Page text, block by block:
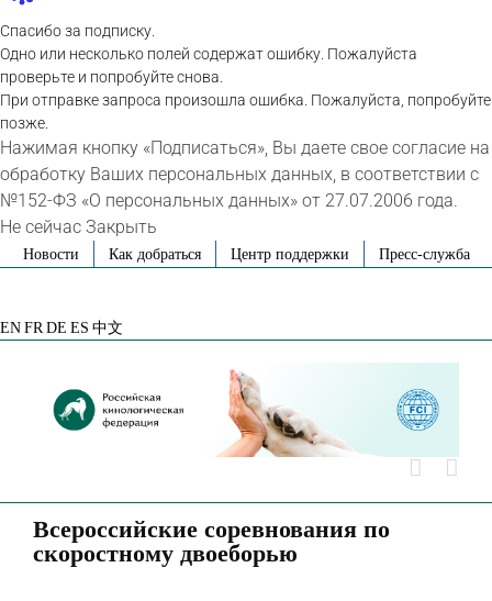
Спасибо за подписку.
Одно или несколько полей содержат ошибку. Пожалуйста
проверьте и попробуйте снова.
При отправке запроса произошла ошибка. Пожалуйста, попробуйте
позже.
Нажимая кнопку «Подписаться», Вы даете свое согласие на
обработку Ваших персональных данных, в соответствии с
№152-ФЗ «О персональных данных» от 27.07.2006 года.
Не сейчас Закрыть
SkipНовости Как добраться Центр поддержки Пресс-служба
EN FR DE ES 中文
Всероссийские соревнования по
скоростному двоеборью